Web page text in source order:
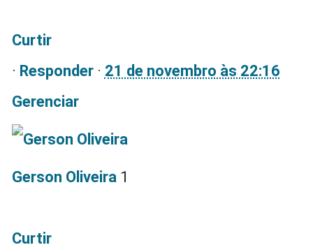
Curtir
· Responder· 21 de novembro às 22:16
Gerenciar
Gerson Oliveira 1
Curtir